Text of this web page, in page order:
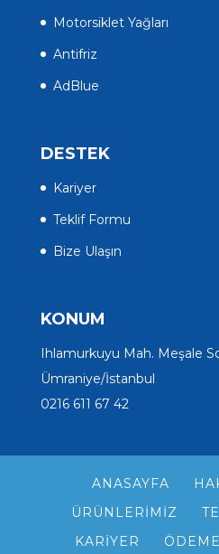
Motorsiklet Yağları
Antifriz
AdBlue
DESTEK
Kariyer
Teklif Formu
Bize Ulaşın
KONUM
Ihlamurkuyu Mah. Meşale
Ümraniye/İstanbul
0216 611 67 42
ANASAYFA
ÜRÜNLERIMIZ
KARIYER
ÖDEME